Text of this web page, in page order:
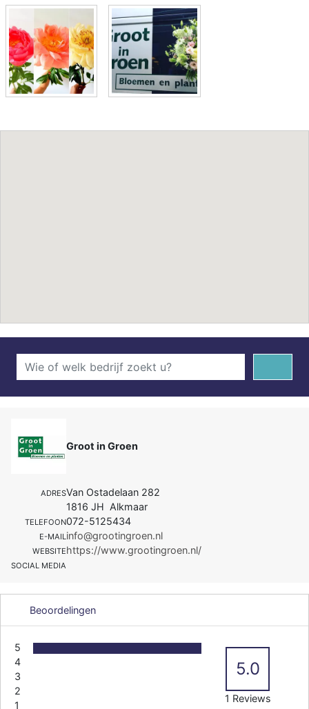
Groot in Groen
ADRESVan Ostadelaan 282
1816 JH Alkmaar
TELEFOON072-5125434
E-MAIL info@grootingroen.nl
WEBSITEhttps://www.grootingroen.nl/
SOCIAL MEDIA
Beoordelingen
5
4
3
2
1
5.0
1 Reviews